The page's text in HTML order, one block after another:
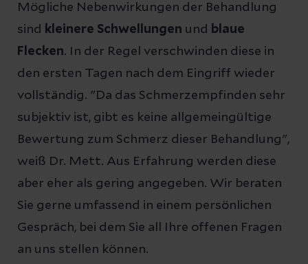
Mögliche Nebenwirkungen der Behandlung
sind
kleinere Schwellungen und
blaue
Flecken. In der Regel verschwinden diese in
den ersten Tagen nach dem Eingriff wieder
vollständig. "Da das Schmerzempfinden sehr
subjektiv ist, gibt es keine allgemeingültige
Bewertung zum Schmerz dieser Behandlung",
weiß Dr. Mett. Aus Erfahrung werden diese
aber eher als gering angegeben. Wir beraten
Sie gerne umfassend in einem persönlichen
Gespräch, bei dem Sie all Ihre offenen Fragen
an uns stellen können.